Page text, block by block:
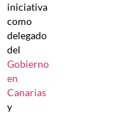
iniciativa
como
delegado
del
Gobierno
en
Canarias
y